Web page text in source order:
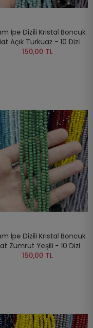
İpe Dizili Kristal Boncuk
Açık Turkuaz - 10 Dizi
150,00 TL
İpe Dizili Kristal Boncuk
Zümrüt Yeşili - 10 Dizi
150,00 TL